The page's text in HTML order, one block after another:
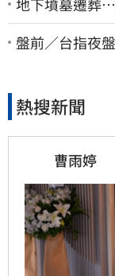
安撫祖先
盤前／台指夜
熱搜新聞
曹雨婷